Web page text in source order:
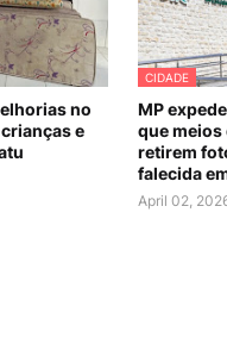
no
e
CIDADE
MP
que meios
retirem
falecida
April 02,